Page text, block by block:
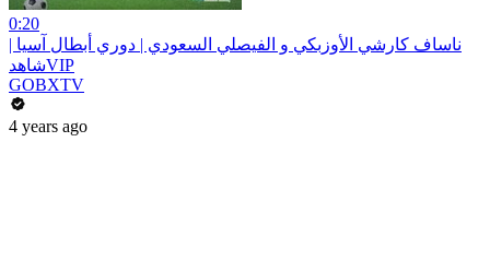
0:20
ناساف كارشي الأوزبكي و الفيصلي السعودي | دوري أبطال آسيا |
شاهدVIP
GOBXTV
4 years ago